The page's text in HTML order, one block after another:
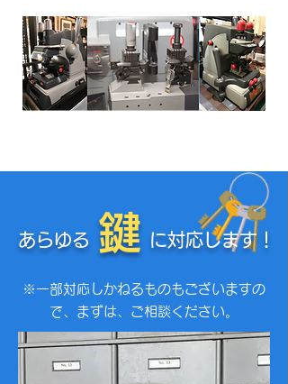
あらゆる 鍵 に対応します！
※一部対応しかねるものもございますの
で、まずは、ご相談ください。